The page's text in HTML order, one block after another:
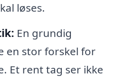
løses.
En grundig
en stor forskel for
Et rent tag ser ikke